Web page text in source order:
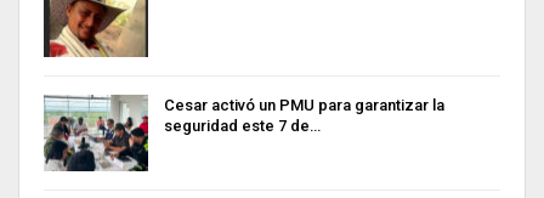
Cesar activó un PMU para garantizar la
seguridad este 7 de…